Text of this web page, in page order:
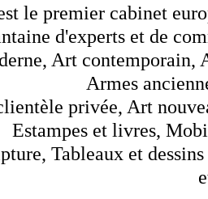
le premier cabinet
d'experts et de
Art contemporain,
Armes
privée, Art
Estampes et livres,
Tableaux et